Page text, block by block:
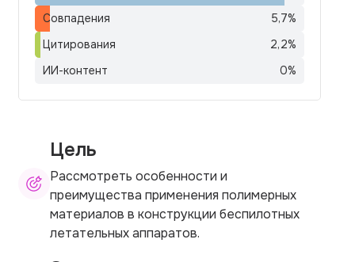
Совпадения
5,7%
Цитирования
2,2%
ИИ-контент
0%
Цель
Рассмотреть особенности и
преимущества применения полимерных
материалов в конструкции беспилотных
летательных аппаратов.